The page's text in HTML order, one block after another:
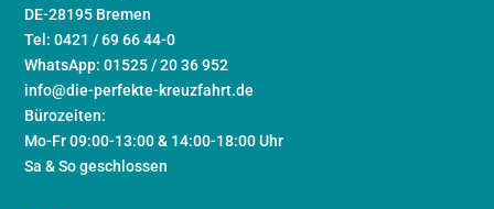
DE-28195 Bremen
Tel: 0421 / 69 66 44-0
WhatsApp: 01525 / 20 36 952
info@die-perfekte-kreuzfahrt.de
Bürozeiten:
Mo-Fr 09:00-13:00 & 14:00-18:00 Uhr
Sa & So geschlossen